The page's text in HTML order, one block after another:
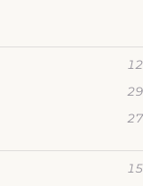
12
29
27
15